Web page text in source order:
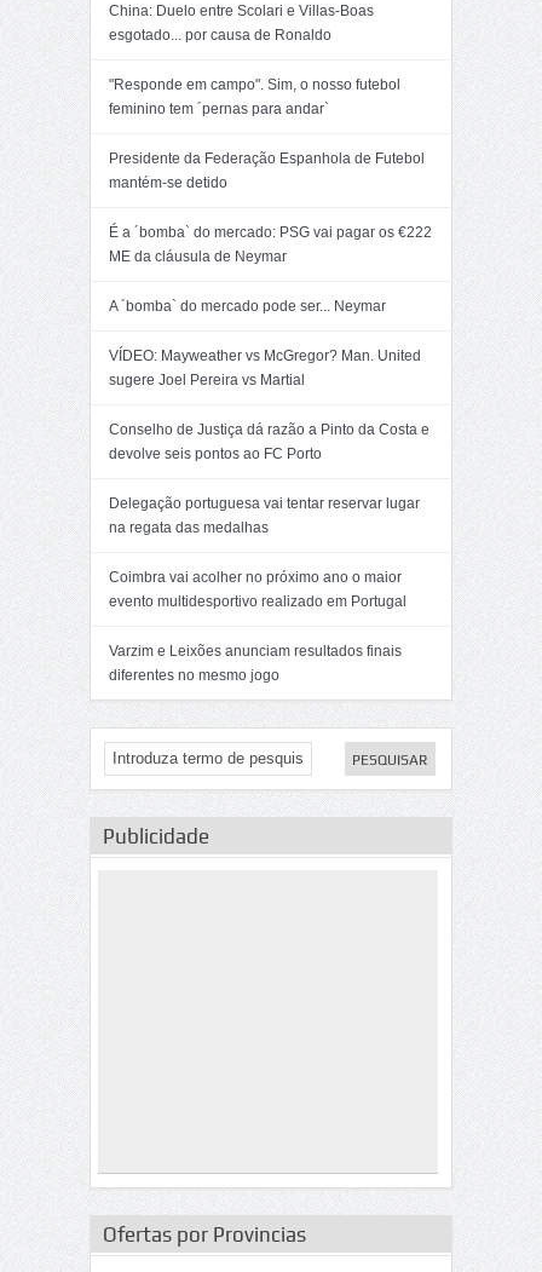
China: Duelo entre Scolari e Villas-Boas
esgotado... por causa de Ronaldo
"Responde em campo". Sim, o nosso futebol
feminino tem ´pernas para andar`
Presidente da Federação Espanhola de Futebol
mantém-se detido
É a ´bomba` do mercado: PSG vai pagar os €222
ME da cláusula de Neymar
A ´bomba` do mercado pode ser... Neymar
VÍDEO: Mayweather vs McGregor? Man. United
sugere Joel Pereira vs Martial
Conselho de Justiça dá razão a Pinto da Costa e
devolve seis pontos ao FC Porto
Delegação portuguesa vai tentar reservar lugar
na regata das medalhas
Coimbra vai acolher no próximo ano o maior
evento multidesportivo realizado em Portugal
Varzim e Leixões anunciam resultados finais
diferentes no mesmo jogo
Publicidade
Ofertas por Provincias